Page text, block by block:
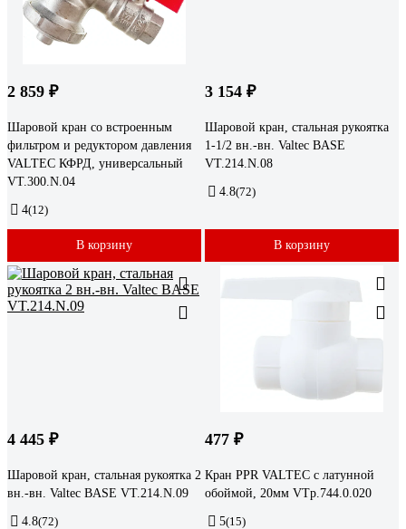
2 859 ₽
Шаровой кран со встроенным
фильтром и редуктором давления
VALTEC КФРД, универсальный
VT.300.N.04
4(12)
В корзину
3 154 ₽
Шаровой кран, стальная рукоятка
1-1/2 вн.-вн. Valtec BASE
VT.214.N.08
4.8(72)
В корзину
4 445 ₽
Шаровой кран, стальная рукоятка 2
вн.-вн. Valtec BASE VT.214.N.09
4.8(72)
477 ₽
Кран PPR VALTEC с латунной
обоймой, 20мм VTp.744.0.020
5(15)